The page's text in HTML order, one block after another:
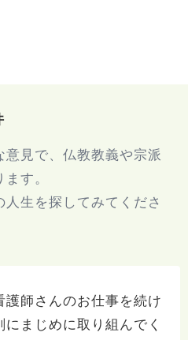
意見で、仏教教義や宗派
す。
生を探してみてくださ
師さんのお仕事を続け
まじめに取り組んでく